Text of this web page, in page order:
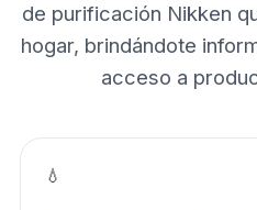
de purificación Nikken
hogar, brindándote
acceso a
💧